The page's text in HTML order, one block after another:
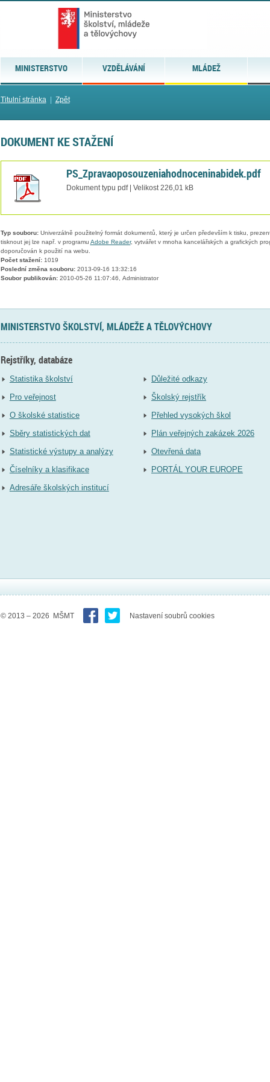
MINISTERSTVO VZDĚLÁVÁNÍ MLÁDEŽ
Titulní stránka| Zpět
DOKUMENT KE STAŽENÍ
PS_Zpravaoposouzeniahodnoceninabidek.pdf
Dokument typu pdf | Velikost 226,01 kB
Typ souboru:Univerzálně použitelný formát dokumentů, který je určen především k tisku,
tisknout jej lze např. v programu Adobe Reader, vytvářet v mnoha kancelářských a grafických
doporučován k použití na webu.
Počet stažení:1019
Poslední změna souboru:2013-09-16 13:32:16
Soubor publikován:2010-05-26 11:07:46, Administrator
MINISTERSTVO ŠKOLSTVÍ, MLÁDEŽE A TĚLOVÝCHOVY
Rejstříky, databáze
Statistika školství
Pro veřejnost
O školské statistice
Sběry statistických dat
Statistické výstupy a analýzy
Číselníky a klasifikace
Adresáře školských institucí
Důležité odkazy
Školský rejstřík
Přehled vysokých škol
Plán veřejných zakázek 2026
Otevřená data
PORTÁL YOUR EUROPE
© 2013 – 2026 MŠMT Nastavení soubrů cookies